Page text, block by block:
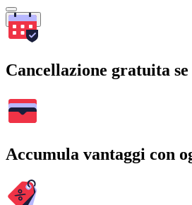
Cerca
Cancellazione gratuita
Accumula vantaggi con